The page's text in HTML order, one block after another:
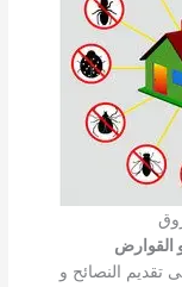
القوارض
تقديم النصائح و